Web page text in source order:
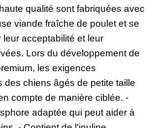
qualité sont fabriquées avec
viande fraîche de poulet et se
leur acceptabilité et leur
Lors du développement de
les exigences
des chiens âgés de petite taille
compte de manière ciblée. -
adaptée qui peut aider à